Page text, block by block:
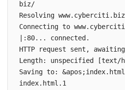
biz/
Resolving
Connecting to
|:80... connected.
HTTP request sent,
Length: unspecified [text/
Saving to:
index.html.1